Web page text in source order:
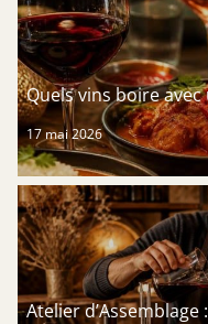
Quels vins boire
17 mai 2026
Atelier